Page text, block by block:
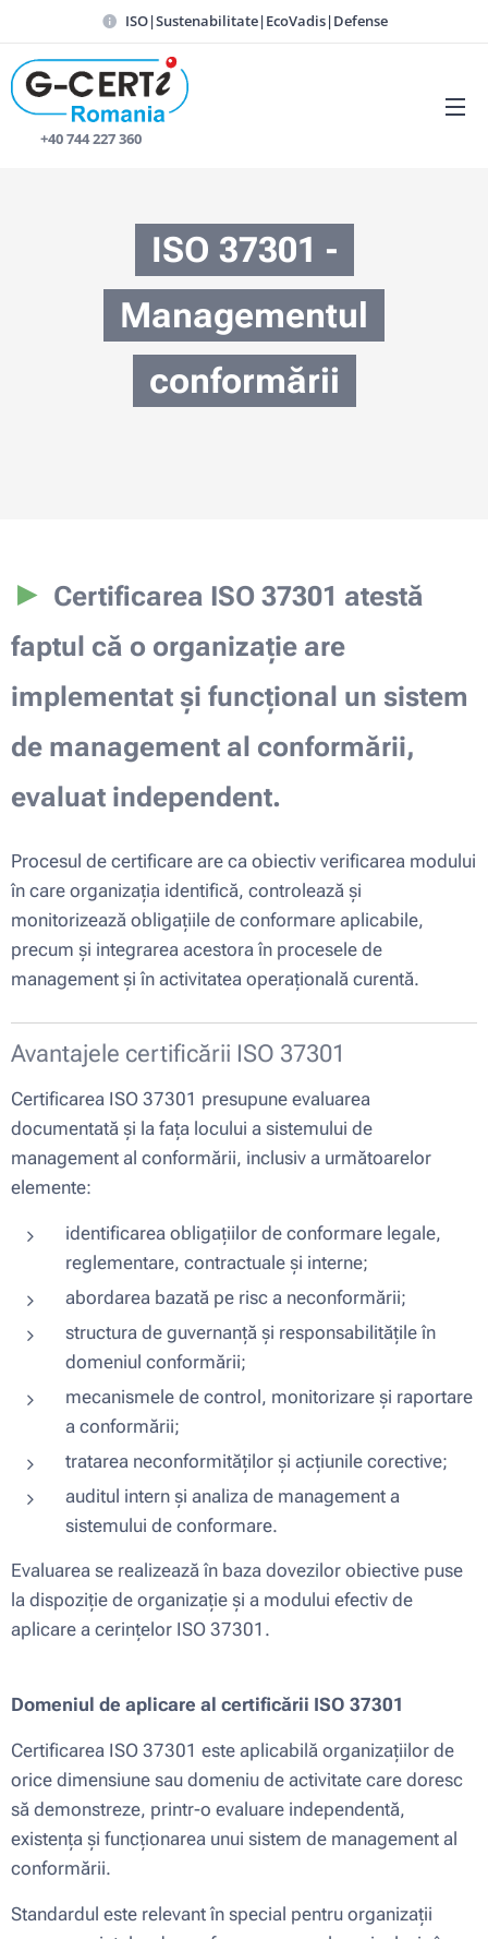
ISO|Sustenabilitate|EcoVadis|Defense
📞 +40 744 227 360
ISO 37301 -
Managementul
conformării
► Certificarea ISO 37301 atestă
faptul că o organizație are
implementat și funcțional un sistem
de management al conformării,
evaluat independent.
Procesul de certificare are ca obiectiv verificarea modului
în care organizația identifică, controlează și
monitorizează obligațiile de conformare aplicabile,
precum și integrarea acestora în procesele de
management și în activitatea operațională curentă.
Avantajele certificării ISO 37301
Certificarea ISO 37301 presupune evaluarea
documentată și la fața locului a sistemului de
management al conformării, inclusiv a următoarelor
elemente:
identificarea obligațiilor de conformare legale,
reglementare, contractuale și interne;
abordarea bazată pe risc a neconformării;
structura de guvernanță și responsabilitățile în
domeniul conformării;
mecanismele de control, monitorizare și raportare
a conformării;
tratarea neconformităților și acțiunile corective;
auditul intern și analiza de management a
sistemului de conformare.
Evaluarea se realizează în baza dovezilor obiective puse
la dispoziție de organizație și a modului efectiv de
aplicare a cerințelor ISO 37301.
Domeniul de aplicare al certificării ISO 37301
Certificarea ISO 37301 este aplicabilă organizațiilor de
orice dimensiune sau domeniu de activitate care doresc
să demonstreze, printr-o evaluare independentă,
existența și funcționarea unui sistem de management al
conformării.
Standardul este relevant în special pentru organizații